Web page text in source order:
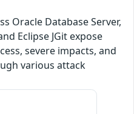
Oracle Database Server,
Eclipse JGit expose
severe impacts, and
various attack